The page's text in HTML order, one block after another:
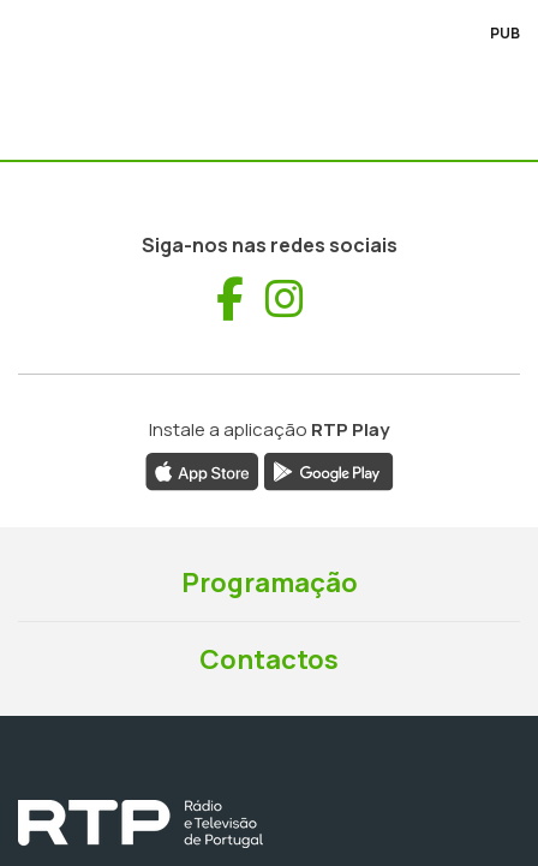
PUB
Siga-nos nas redes sociais
Facebook
Instale a aplicação RTP Play
Programação
Contactos